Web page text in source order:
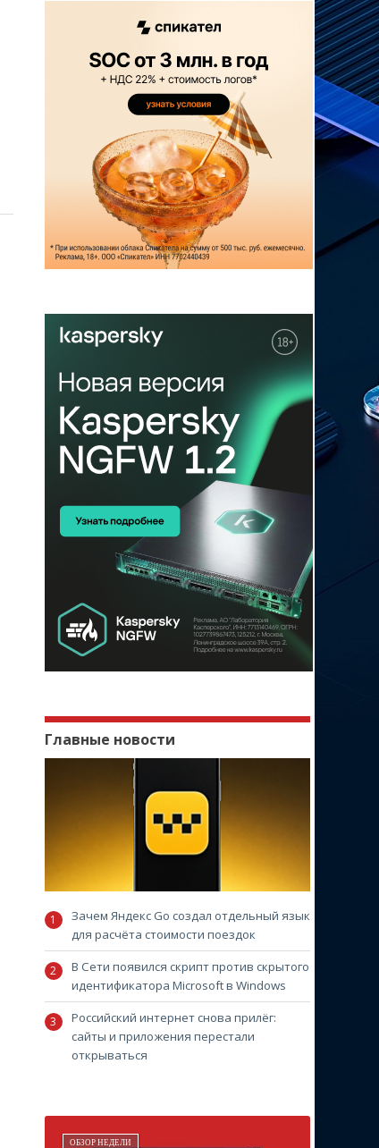
Главные новости
Зачем Яндекс Go создал отдельный язык
для расчёта стоимости поездок
В Сети появился скрипт против скрытого
идентификатора Microsoft в Windows
Российский интернет снова прилёг:
сайты и приложения перестали
открываться
ОБЗОР НЕДЕЛИ